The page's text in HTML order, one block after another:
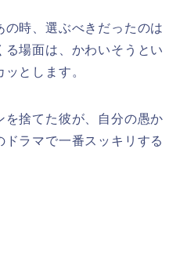
時、選ぶべきだったのは
場面は、かわいそうとい
とします。
を捨てた彼が、自分の愚か
ラマで一番スッキリする